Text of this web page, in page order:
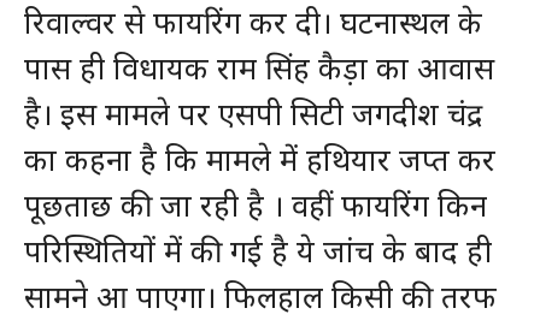
रिवाल्वर से फायरिंग कर दी। घटनास्थल के
पास ही विधायक राम सिंह कैड़ा का आवास
है। इस मामले पर एसपी सिटी जगदीश चंद्र
का कहना है कि मामले में हथियार जप्त कर
पूछताछ की जा रही है । वहीं फायरिंग किन
परिस्थितियों में की गई है ये जांच के बाद ही
सामने आ पाएगा। फिलहाल किसी की तरफ